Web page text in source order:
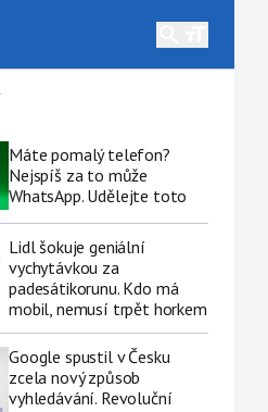
Máte pomalý telefon?
Nejspíš za to může
WhatsApp. Udělejte toto
Lidl šokuje geniální
vychytávkou za
padesátikorunu. Kdo má
mobil, nemusí trpět horkem
Google spustil v Česku
zcela nový způsob
vyhledávání. Revoluční